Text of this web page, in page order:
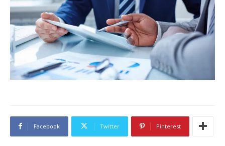
Facebook Twitter Pinterest